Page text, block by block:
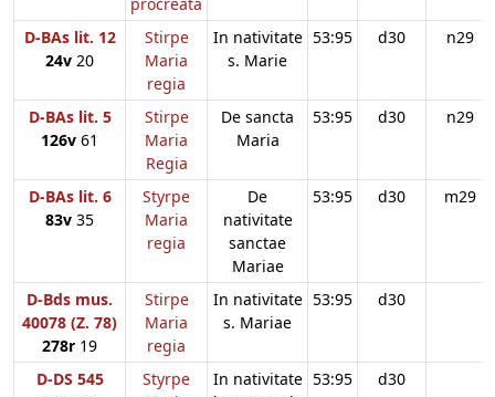
D-BAs lit. 12
24v 20
Stirpe
Maria
regia
In nativitate
s. Marie
53:95 d30 n29
D-BAs lit. 5
126v 61
Stirpe
Maria
Regia
De sancta
Maria
53:95 d30 n29
D-BAs lit. 6
83v 35
Styrpe
Maria
regia
De
nativitate
sanctae
Mariae
53:95 d30 m29
D-Bds mus.
40078 (Z. 78)
278r 19
Stirpe
Maria
regia
In nativitate
s. Mariae
53:95 d30
D-DS 545
Styrpe
In nativitate 53:95 d30